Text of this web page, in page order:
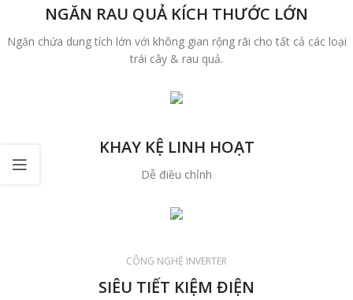
NGĂN RAU QUẢ KÍCH THƯỚC LỚN
Ngăn chứa dung tích lớn với không gian rộng rãi cho tất cả các loại
trái cây & rau quả.
KHAY KỆ LINH HOẠT
Dễ điều chỉnh
CÔNG NGHỆ INVERTER
SIÊU TIẾT KIỆM ĐIỆN